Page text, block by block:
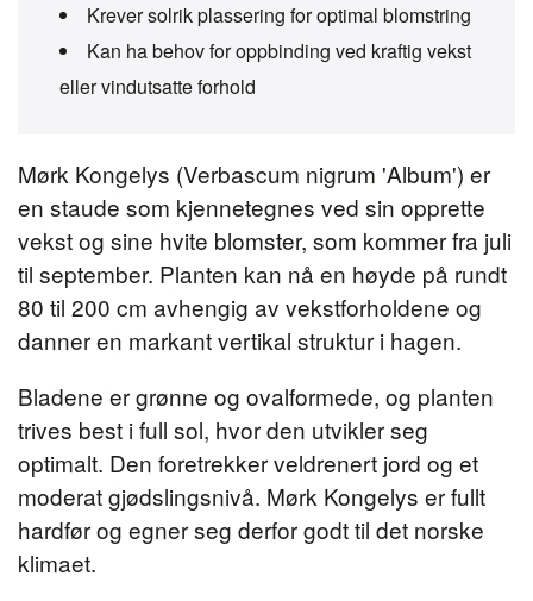
Mørk Kongelys (Verbascum nigrum 'Album') er
en staude som kjennetegnes ved sin opprette
vekst og sine hvite blomster, som kommer fra juli
til september. Planten kan nå en høyde på rundt
80 til 200 cm avhengig av vekstforholdene og
danner en markant vertikal struktur i hagen.
Bladene er grønne og ovalformede, og planten
trives best i full sol, hvor den utvikler seg
optimalt. Den foretrekker veldrenert jord og et
moderat gjødslingsnivå. Mørk Kongelys er fullt
hardfør og egner seg derfor godt til det norske
klimaet.
Krever solrik plassering for optimal blomstring
Kan ha behov for oppbinding ved kraftig vekst
eller vindutsatte forhold